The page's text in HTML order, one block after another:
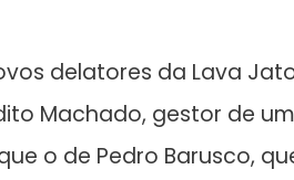
delatores da Lava
Machado, gestor de
o de Pedro Barusco,